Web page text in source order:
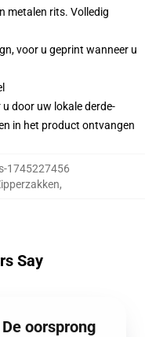
metalen rits. Volledig
voor u geprint wanneer u
door uw lokale derde-
in het product ontvangen
1745227456
,
Say
oorsprong